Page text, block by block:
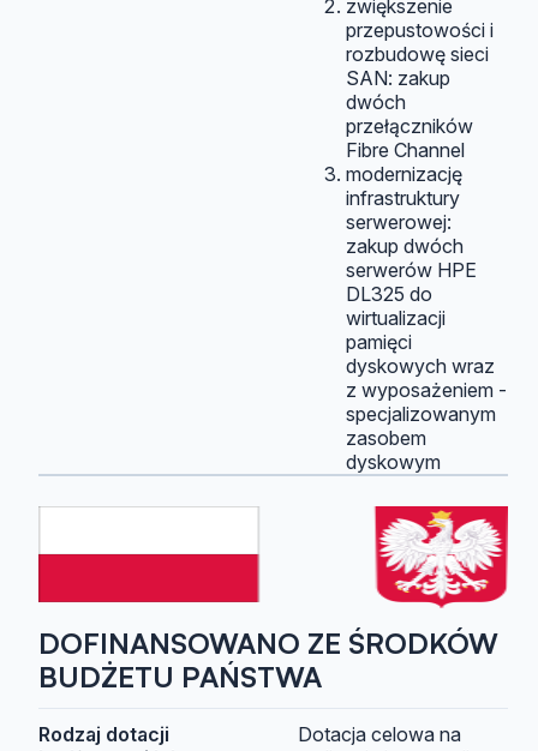
zwiększenie
przepustowości i
rozbudowę sieci
SAN: zakup
dwóch
przełączników
Fibre Channel
modernizację
infrastruktury
serwerowej:
zakup dwóch
serwerów HPE
DL325 do
wirtualizacji
pamięci
dyskowych wraz
z wyposażeniem -
specjalizowanym
zasobem
dyskowym
DOFINANSOWANO ZE ŚRODKÓW
BUDŻETU PAŃSTWA
Rodzaj dotacji
Dotacja celowa na